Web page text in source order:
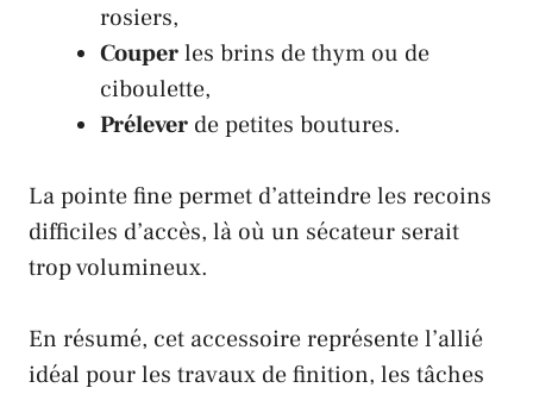
rosiers,
Couperles brins de thym ou de
ciboulette,
Prélever de petites boutures.
La pointe fine permet d’atteindre les recoins
difficiles d’accès, là où un sécateur serait
trop volumineux.
En résumé, cet accessoire représente l’allié
idéal pour les travaux de finition, les tâches